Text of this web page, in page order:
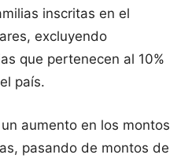
inscritas en el
excluyendo
que pertenecen al 10%
país.
aumento en los montos
pasando de montos de